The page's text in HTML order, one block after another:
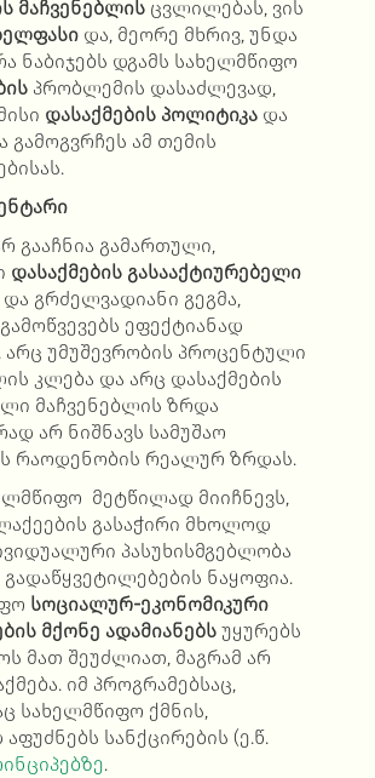
მაჩვენებლისცვლილებას, ვის
და, მეორე მხრივ, უნდა
ნაბიჯებს დგამს სახელმწიფო
პრობლემის დასაძლევად,
დასაქმების პოლიტიკადა
გამოგვრჩეს ამ თემის
გააჩნია გამართული,
დასაქმების გასააქტიურებელი
გრძელვადიანი გეგმა,
ეფექტიანად
არც უმუშევრობის პროცენტული
კლება და არც დასაქმების
მაჩვენებლის ზრდა
არ ნიშნავს სამუშაო
რაოდენობის რეალურ ზრდას.
მეტწილად მიიჩნევს,
გასაჭირი მხოლოდ
პასუხისმგებლობა
გადაწყვეტილებების ნაყოფია.
სოციალურ-ეკონომიკური
მქონე ადამიანებსუყურებს
მათ შეუძლიათ, მაგრამ არ
იმ პროგრამებსაც,
სახელმწიფო ქმნის,
სანქცირების (ე.წ.
.